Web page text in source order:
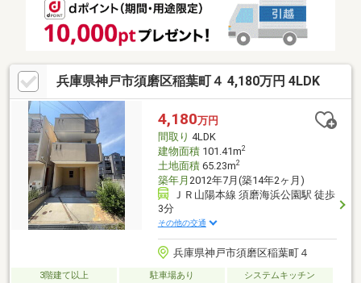
兵庫県神戸市須磨区稲葉町４ 4,180万円 4LDK
4,180万円
間取り 4LDK
建物面積101.41m2
土地面積65.23m2
築年月 2012年7月(築14年2ヶ月)
ＪＲ山陽本線 須磨海浜公園駅 徒歩
3分
その他の交通
兵庫県神戸市須磨区稲葉町４
3階建て以上 駐車場あり
システムキッチン